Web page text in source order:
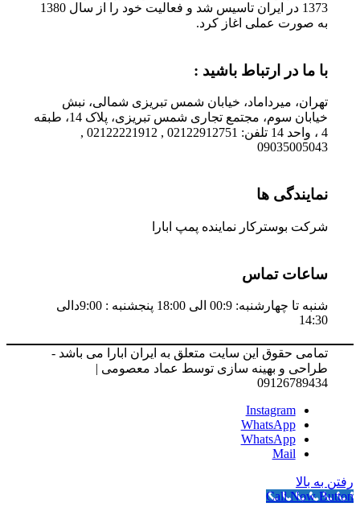
1373 در ایران تاسیس شد و فعالیت خود را از سال 1380
به صورت عملی اغاز کرد.
با ما در ارتباط باشید :
تهران، میرداماد، خیابان شمس تبریزی شمالی، نبش
خیابان سوم، مجتمع تجاری شمس تبریزی، پلاک 14، طبقه
4 ، واحد 14 تلفن: 02122912751 , 02122221912 ,
09035005043
نمایندگی ها
شرکت بوسترکار نماینده پمپ ابارا
ساعات تماس
شنبه تا چهارشنبه: 00:9 الی 18:00 پنجشنبه : 9:00دالی
14:30
تمامی حقوق این سایت متعلق به ایران ابارا می باشد -
طراحی و بهینه سازی توسط عماد معصومی |
09126789434
Instagram
WhatsApp
WhatsApp
Mail
رفتن به بالا
Call Now Button